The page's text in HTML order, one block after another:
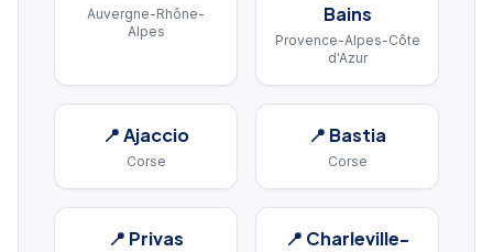
Auvergne-Rhône-
Alpes
Bains
Provence-Alpes-Côte
d'Azur
📍Ajaccio
Corse
📍 Bastia
Corse
📍 Privas 📍 Charleville-